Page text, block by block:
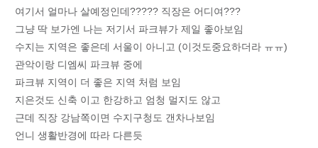
여기서 얼마나 살예정인데????? 직장은 어디여???
그냥 딱 보가엔 나는 저기서 파크뷰가 제일 좋아보임
수지는 지역은 좋은데 서울이 아니고 (이것도중요하더라 ㅠㅠ)
관악이랑 디엠씨 파크뷰 중에
파크뷰 지역이 더 좋은 지역 처럼 보임
지은것도 신축 이고 한강하고 엄청 멀지도 않고
근데 직장 강남쪽이면 수지구청도 갠차나보임
언니 생활반경에 따라 다른듯